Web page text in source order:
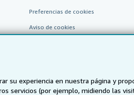
su experiencia en nuestra página y
servicios (por ejemplo, midiendo las
Preferencias de cookies
Aviso de cookies